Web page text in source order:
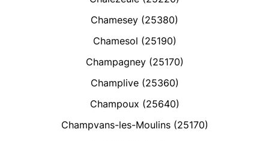
Chamesey (25380)
Chamesol (25190)
Champagney (25170)
Champlive (25360)
Champoux (25640)
Champvans-les-Moulins (25170)